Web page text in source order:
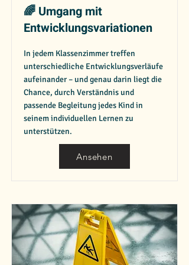
🌈 Umgang mit
Entwicklungsvariationen
In jedem Klassenzimmer treffen
unterschiedliche Entwicklungsverläufe
aufeinander – und genau darin liegt die
Chance, durch Verständnis und
passende Begleitung jedes Kind in
seinem individuellen Lernen zu
unterstützen.
Ansehen